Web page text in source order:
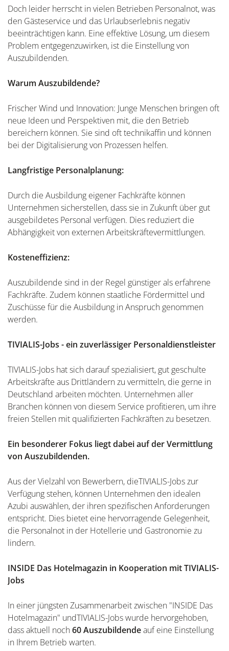
Doch leider herrscht in vielen Betrieben Personalnot, was
den Gästeservice und das Urlaubserlebnis negativ
beeinträchtigen kann. Eine effektive Lösung, um diesem
Problem entgegenzuwirken, ist die Einstellung von
Auszubildenden.
Warum Auszubildende?
Frischer Wind und Innovation: Junge Menschen bringen oft
neue Ideen und Perspektiven mit, die den Betrieb
bereichern können. Sie sind oft technikaffin und können
bei der Digitalisierung von Prozessen helfen.
Langfristige Personalplanung:
Durch die Ausbildung eigener Fachkräfte können
Unternehmen sicherstellen, dass sie in Zukunft über gut
ausgebildetes Personal verfügen. Dies reduziert die
Abhängigkeit von externen Arbeitskräftevermittlungen.
Kosteneffizienz:
Auszubildende sind in der Regel günstiger als erfahrene
Fachkräfte. Zudem können staatliche Fördermittel und
Zuschüsse für die Ausbildung in Anspruch genommen
werden.
TIVIALIS-Jobs - ein zuverlässiger Personaldienstleister
TIVIALIS-Jobs hat sich darauf spezialisiert, gut geschulte
Arbeitskräfte aus Drittländern zu vermitteln, die gerne in
Deutschland arbeiten möchten. Unternehmen aller
Branchen können von diesem Service profitieren, um ihre
freien Stellen mit qualifizierten Fachkräften zu besetzen.
Ein besonderer Fokus liegt dabei auf der Vermittlung
von Auszubildenden.
Aus der Vielzahl von Bewerbern, dieTIVIALIS-Jobs zur
Verfügung stehen, können Unternehmen den idealen
Azubi auswählen, der ihren spezifischen Anforderungen
entspricht. Dies bietet eine hervorragende Gelegenheit,
die Personalnot in der Hotellerie und Gastronomie zu
lindern.
INSIDE Das Hotelmagazin in Kooperation mit TIVIALIS-
Jobs
In einer jüngsten Zusammenarbeit zwischen "INSIDE Das
Hotelmagazin" undTIVIALIS-Jobs wurde hervorgehoben,
dass aktuell noch60 Auszubildendeauf eine Einstellung
in Ihrem Betrieb warten.